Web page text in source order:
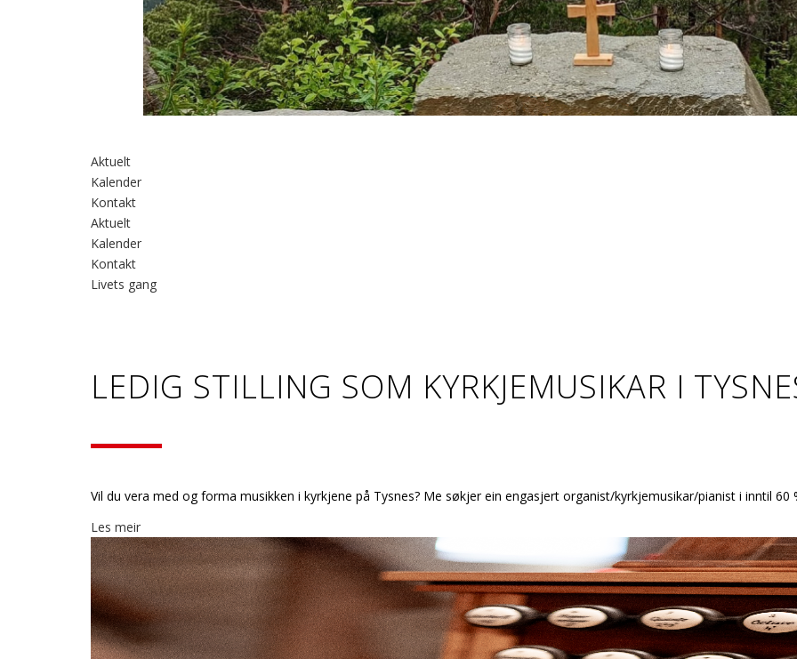
Aktuelt
Kalender
Kontakt
Aktuelt
Kalender
Kontakt
Livets gang
LEDIG STILLING SOM KYRKJEMUSIKAR I
Vil du vera med og forma musikken i kyrkjene på Tysnes? Me søkjer ein engasjert organist/kyrkjemusikar/pianist i inntil 60
Les meir